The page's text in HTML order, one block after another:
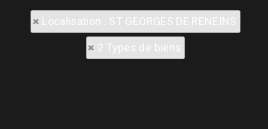
Localisation : ST GEORGES DE RENEINS
2 Types de biens